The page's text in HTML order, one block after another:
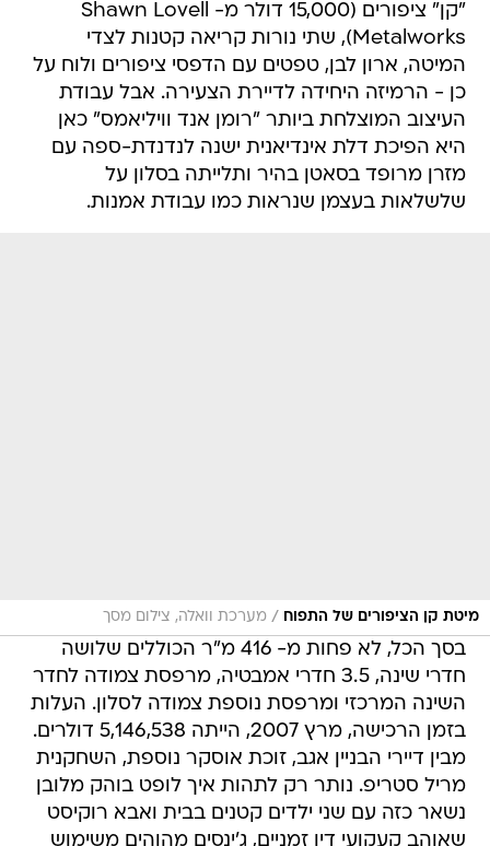
"קן" ציפורים (15,000 דולר מ- Shawn Lovell
Metalworks), שתי נורות קריאה קטנות לצדי
המיטה, ארון לבן, טפטים עם הדפסי ציפורים ולוח על
כן - הרמיזה היחידה לדיירת הצעירה. אבל עבודת
העיצוב המוצלחת ביותר "רומן אנד וויליאמס" כאן
היא הפיכת דלת אינדיאנית ישנה לנדנדת-ספה עם
מזרן מרופד בסאטן בהיר ותלייתה בסלון על
שלשלאות בעצמן שנראות כמו עבודת אמנות.
מיטת קן הציפורים של התפוח / מערכת וואלה, צילום מסך
בסך הכל, לא פחות מ- 416 מ"ר הכוללים שלושה
חדרי שינה, 3.5 חדרי אמבטיה, מרפסת צמודה לחדר
השינה המרכזי ומרפסת נוספת צמודה לסלון. העלות
בזמן הרכישה, מרץ 2007, הייתה 5,146,538 דולרים.
מבין דיירי הבניין אגב, זוכת אוסקר נוספת, השחקנית
מריל סטריפ. נותר רק לתהות איך לופט בוהק מלובן
נשאר כזה עם שני ילדים קטנים בבית ואבא רוקיסט
שאוהב קעקועי דיו זמניים, ג'ינסים מהוהים משימוש